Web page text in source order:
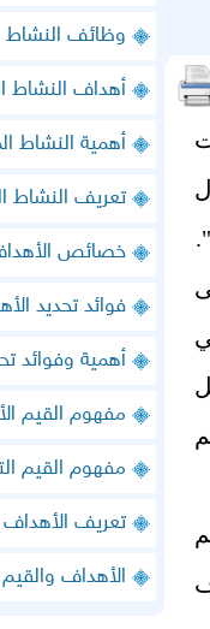
وظائف النشاط
أهداف النشاط
أهمية النشاط
تعريف النشاط
خصائص الأهداف
فوائد تحديد
أهمية وفوائد
مفهوم القيم
مفهوم القيم
تعريف الأهداف
الأهداف والقيم